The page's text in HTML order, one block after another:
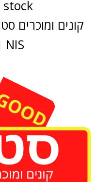
stock
קונים ומוכרים
NIS